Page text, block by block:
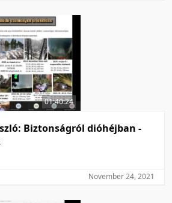
01:40:24
Biztonságról dióhéjban -
November 24, 2021